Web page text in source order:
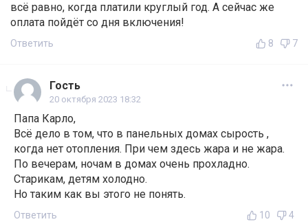
всё равно, когда платили круглый год. А сейчас же
оплата пойдёт со дня включения!
Ответить 8 7
Гость
20 октября 2023 18:32
Папа Карло,
Всё дело в том, что в панельных домах сырость ,
когда нет отопления. При чем здесь жара и не жара.
По вечерам, ночам в домах очень прохладно.
Старикам, детям холодно.
Но таким как вы этого не понять.
Ответить 10 4